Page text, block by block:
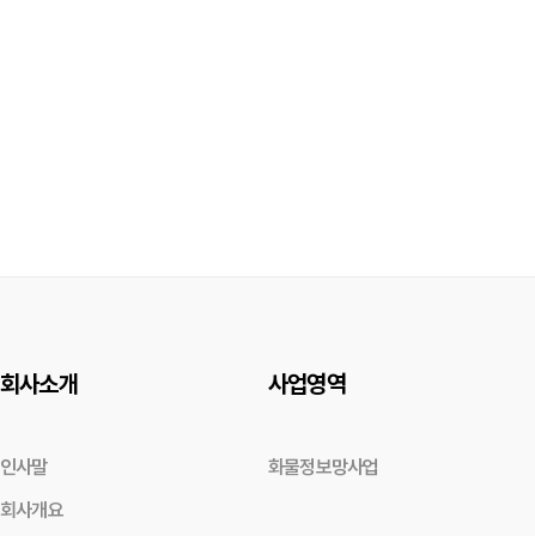
회사소개
인사말
회사개요
사업영역
화물정보망사업